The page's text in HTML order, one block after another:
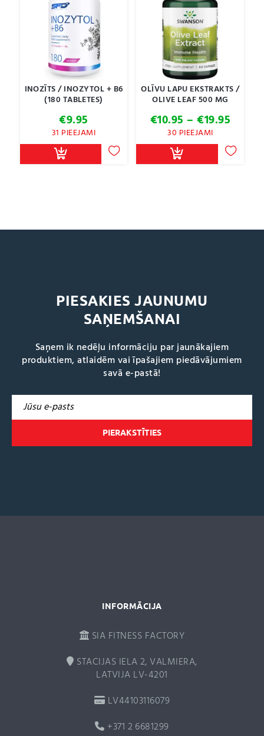
INOZĪTS / INOZYTOL + B6
(180 TABLETES)
€9.95
31 PIEEJAMI
OLĪVU LAPU EKSTRAKTS /
OLIVE LEAF 500 MG
€10.95 – €19.95
€10.95
30 PIEEJAMI
PIESAKIES JAUNUMU
SAŅEMŠANAI
Saņem ik nedēļu informāciju par jaunākajiem
produktiem, atlaidēm vai īpašajiem piedāvājumiem
savā e-pastā!
t
INFORMĀCIJA
SIA FITNESS FACTORY
STACIJAS IELA 2, VALMIERA,
LATVIJA LV-4201
LV44103116079
+371 2 6681299